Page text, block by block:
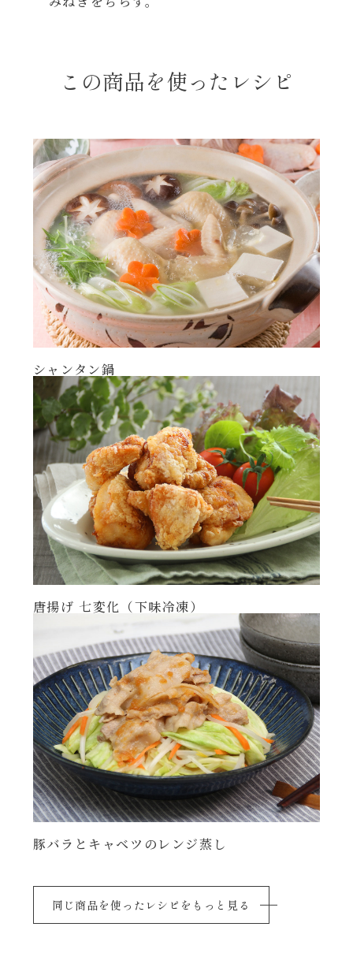
こどもの日
運動会
クリスマス
年末年始
その他
ハコネーゼ ボンゴレ
この商品を使ったレシピ
シャンタン鍋
唐揚げ 七変化（下味冷凍）
豚バラとキャベツのレンジ蒸し
同じ商品を使ったレシピをもっと見る